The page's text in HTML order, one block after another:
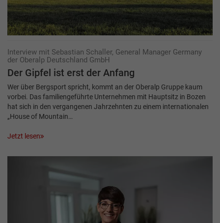
Interview mit Sebastian Schaller, General Manager Germany
der Oberalp Deutschland GmbH
Der Gipfel ist erst der Anfang
Wer über Bergsport spricht, kommt an der Oberalp Gruppe kaum
vorbei. Das familiengeführte Unternehmen mit Hauptsitz in Bozen
hat sich in den vergangenen Jahrzehnten zu einem internationalen
„House of Mountain…
Jetzt lesen